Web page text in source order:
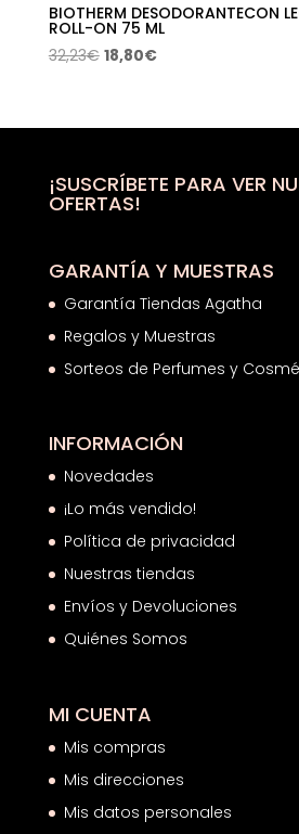
BIOTHERM DESODORANTECON
ROLL-ON 75 ML
32,23€ El
era:
18,80€El
es:
¡SUSCRÍBETE PARA VER
OFERTAS!
GARANTÍA Y MUESTRAS
Garantía Tiendas Agatha
Regalos y Muestras
Sorteos de Perfumes y
INFORMACIÓN
Novedades
¡Lo más vendido!
Política de privacidad
Nuestras tiendas
Envíos y Devoluciones
Quiénes Somos
MI CUENTA
Mis compras
Mis direcciones
Mis datos personales